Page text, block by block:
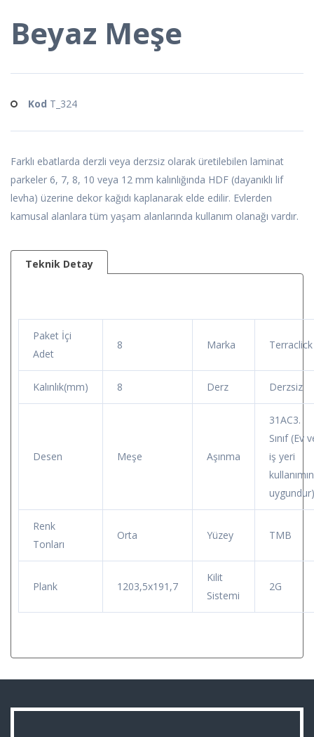
Beyaz Meşe
Kod T_324
Farklı ebatlarda derzli veya derzsiz olarak üretilebilen laminat
parkeler 6, 7, 8, 10 veya 12 mm kalınlığında HDF (dayanıklı lif
levha) üzerine dekor kağıdı kaplanarak elde edilir. Evlerden
kamusal alanlara tüm yaşam alanlarında kullanım olanağı vardır.
Teknik Detay
Paket İçi
Adet
8 Marka Terraclick
Kalınlık(mm) 8 Derz Derzsiz
Desen Meşe Aşınma
31AC3.
Sınıf (Ev
iş yeri
uygundur)
Renk
Tonları
Orta Yüzey TMB
Plank 1203,5x191,7
Kilit
Sistemi
2G